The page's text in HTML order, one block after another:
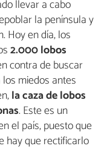
llevar a cabo
la península y
Hoy en día, los
2.000 lobos
contra de buscar
miedos antes
la caza de lobos
. Este es un
el país, puesto que
hay que rectificarlo